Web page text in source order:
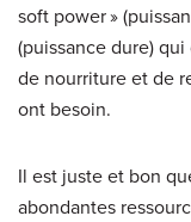
soft power »
(puissance dure)
de nourriture et de
ont besoin.
Il est juste et bon
abondantes